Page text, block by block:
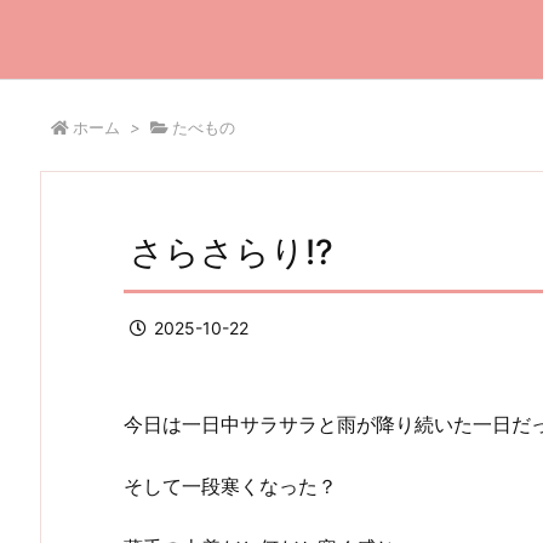
ホーム > たべもの
さらさらり!?
2025-10-22
今日は一日中サラサラと雨が降り続いた一日だ
そして一段寒くなった？